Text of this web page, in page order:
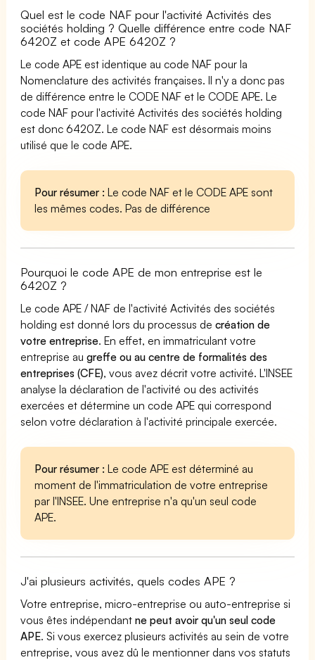
Quel est le code NAF pour l'activité Activités des
sociétés holding ? Quelle différence entre code NAF
6420Z et code APE 6420Z ?
Le code APE est identique au code NAF pour la
Nomenclature des activités françaises. Il n'y a donc pas
de différence entre le CODE NAF et le CODE APE. Le
code NAF pour l'activité Activités des sociétés holding
est donc 6420Z. Le code NAF est désormais moins
utilisé que le code APE.
Pour résumer : Le code NAF et le CODE APE sont
les mêmes codes. Pas de différence
Pourquoi le code APE de mon entreprise est le
6420Z ?
Le code APE / NAF de l'activité Activités des sociétés
holding est donné lors du processus decréation de
votre entreprise. En effet, en immatriculant votre
entreprise augreffe ou au centre de formalités des
entreprises (CFE), vous avez décrit votre activité. L'INSEE
analyse la déclaration de l'activité ou des activités
exercées et détermine un code APE qui correspond
selon votre déclaration à l'activité principale exercée.
Pour résumer : Le code APE est déterminé au
moment de l'immatriculation de votre entreprise
par l'INSEE. Une entreprise n'a qu'un seul code
APE.
J'ai plusieurs activités, quels codes APE ?
Votre entreprise, micro-entreprise ou auto-entreprise si
vous êtes indépendantne peut avoir qu'un seul code
APE. Si vous exercez plusieurs activités au sein de votre
entreprise, vous avez dû le mentionner dans vos statuts